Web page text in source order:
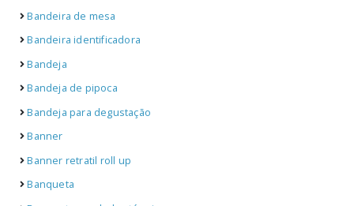
Bandeira de mesa
Bandeira identificadora
Bandeja
Bandeja de pipoca
Bandeja para degustação
Banner
Banner retratil roll up
Banqueta